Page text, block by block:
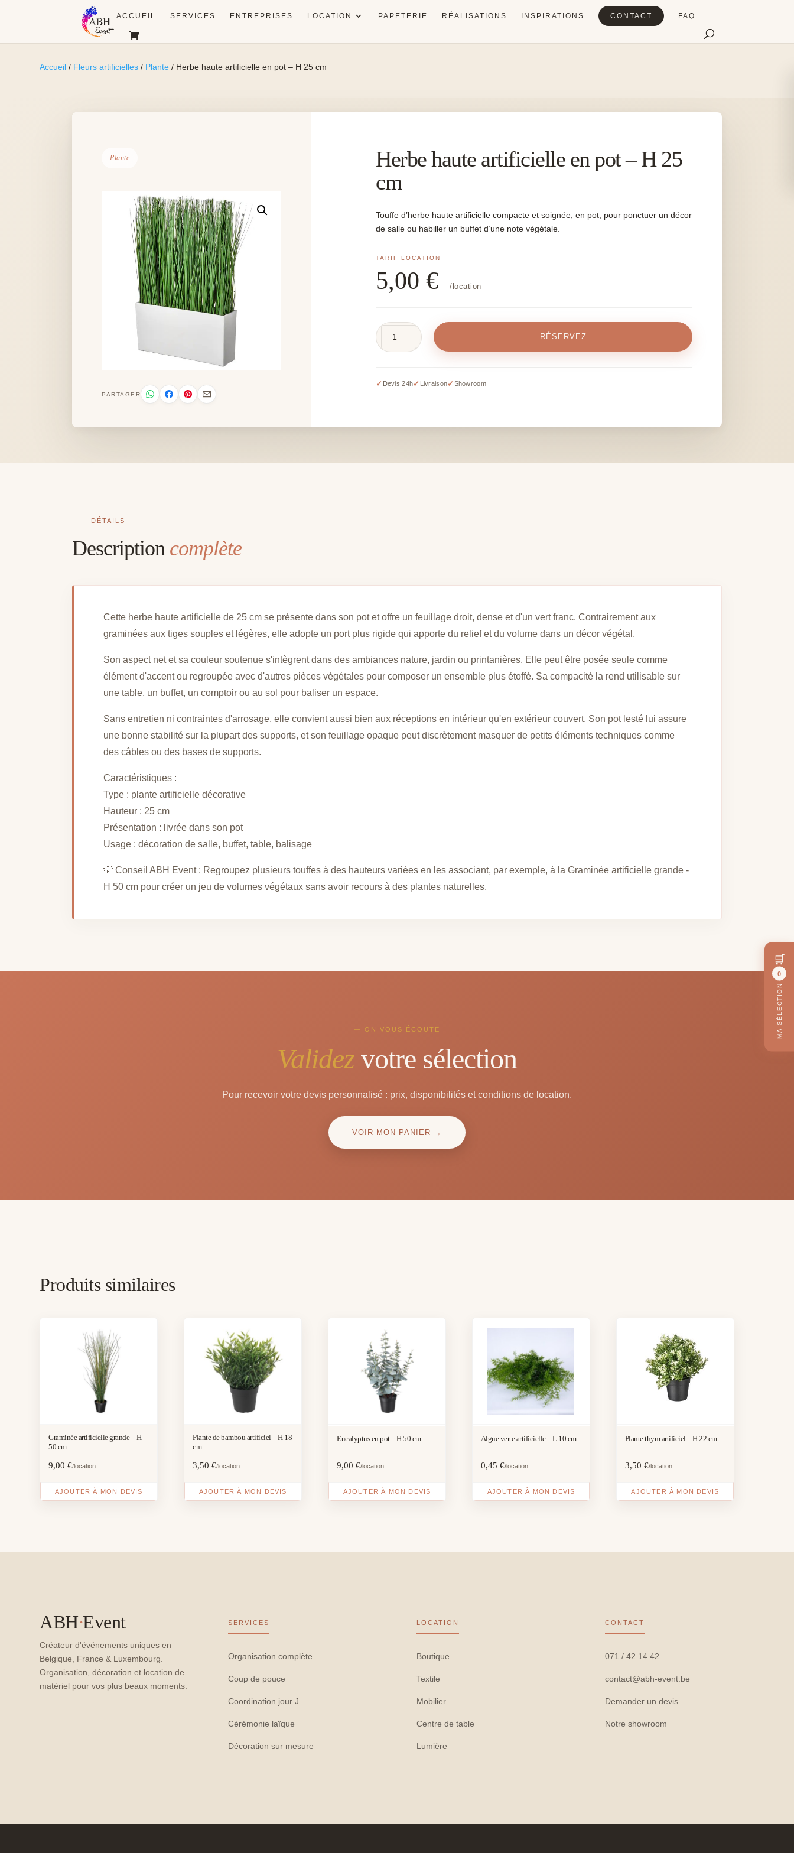
ACCUEIL SERVICES ENTREPRISES LOCATION PAPETERIE RÉALISATIONS INSPIRATIONS CONTACT FAQ
Accueil / Fleurs artificielles / Plante / Herbe haute artificielle en pot – H 25 cm
Plante
PARTAGER
Herbe haute artificielle en pot – H 25
cm
Touffe d’herbe haute artificielle compacte et soignée, en pot, pour ponctuer un décor
de salle ou habiller un buffet d’une note végétale.
5,00€ /location
artificielle
-
RÉSERVEZ
✓ Devis 24h✓ Livraison✓ Showroom
DÉTAILS
Description complète
Cette herbe haute artificielle de 25 cm se présente dans son pot et offre un feuillage droit, dense et d'un vert franc. Contrairement aux
graminées aux tiges souples et légères, elle adopte un port plus rigide qui apporte du relief et du volume dans un décor végétal.
Son aspect net et sa couleur soutenue s'intègrent dans des ambiances nature, jardin ou printanières. Elle peut être posée seule comme
élément d'accent ou regroupée avec d'autres pièces végétales pour composer un ensemble plus étoffé. Sa compacité la rend utilisable sur
une table, un buffet, un comptoir ou au sol pour baliser un espace.
Sans entretien ni contraintes d'arrosage, elle convient aussi bien aux réceptions en intérieur qu'en extérieur couvert. Son pot lesté lui assure
une bonne stabilité sur la plupart des supports, et son feuillage opaque peut discrètement masquer de petits éléments techniques comme
des câbles ou des bases de supports.
Caractéristiques :
Type : plante artificielle décorative
Hauteur : 25 cm
Présentation : livrée dans son pot
Usage : décoration de salle, buffet, table, balisage
💡 Conseil ABH Event : Regroupez plusieurs touffes à des hauteurs variées en les associant, par exemple, à la Graminée artificielle grande -
H 50 cm pour créer un jeu de volumes végétaux sans avoir recours à des plantes naturelles.
— ON VOUS ÉCOUTE
Validez votre sélection
Pour recevoir votre devis personnalisé : prix, disponibilités et conditions de location.
VOIR MON PANIER →
Produits similaires
Graminée artificielle grande – H
50 cm
9,00€/location
AJOUTER À MON DEVIS
Plante de bambou artificiel – H 18
cm
3,50€/location
AJOUTER À MON DEVIS
Eucalyptus en pot – H 50 cm
9,00€/location
AJOUTER À MON DEVIS
Algue verte artificielle – L 10 cm
0,45 €/location
AJOUTER À MON DEVIS
Plante thym artificiel – H 22 cm
3,50 €/location
AJOUTER À MON DEVIS
ABH·Event
Créateur d'événements uniques en
Belgique, France & Luxembourg.
Organisation, décoration et location de
matériel pour vos plus beaux moments.
SERVICES
Organisation complète
Coup de pouce
Coordination jour J
Cérémonie laïque
Décoration sur mesure
LOCATION
Boutique
Textile
Mobilier
Centre de table
Lumière
CONTACT
071 / 42 14 42
contact@abh-event.be
Demander un devis
Notre showroom
🛒
0
MA SÉLECTION